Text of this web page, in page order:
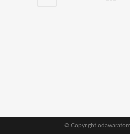
© Copyright